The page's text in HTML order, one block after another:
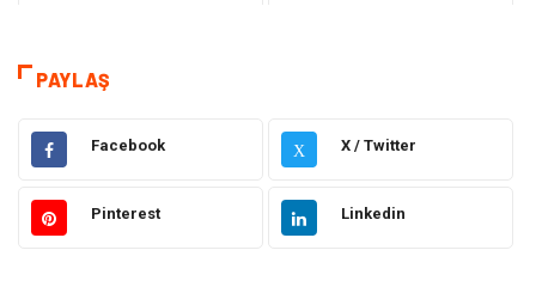
Dekorasyon
Elektrik Elektronik Ulaşım ve Taşımacılık
Gıda Eğitim & Kariyer
PAYLAŞ
Facebook X X / Twitter
Pinterest Linkedin